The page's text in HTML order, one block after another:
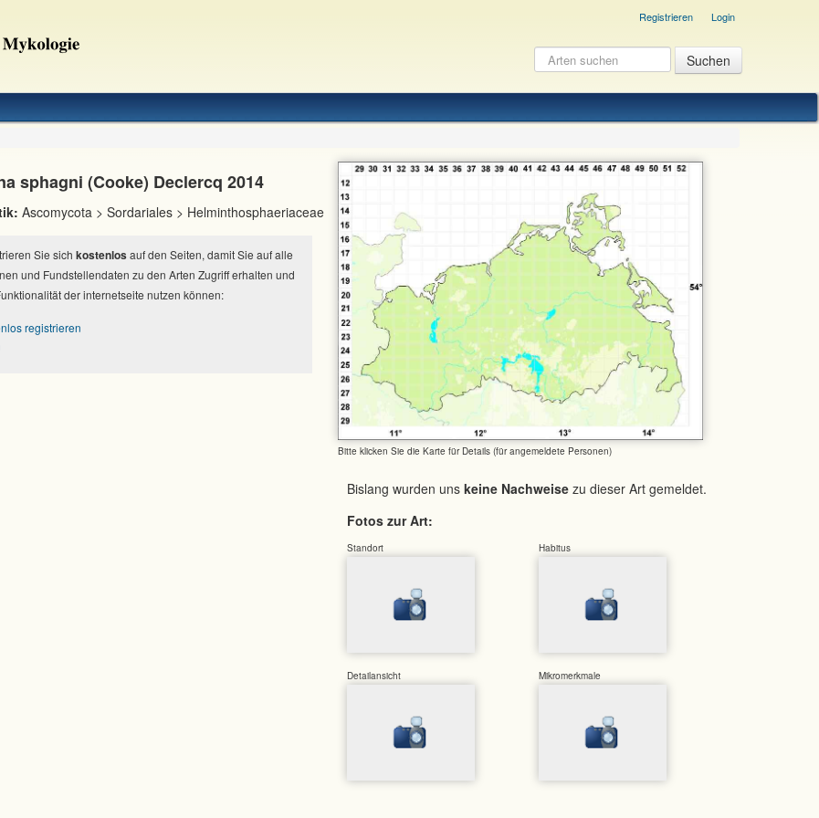
Registrieren Login
Bitte klicken Sie die Karte für Details (für angemeldete Personen)
Bislang wurden uns keine Nachweise zu dieser Art gemeldet.
Fotos zur Art:
Standort Habitus
Detailansicht Mikromerkmale
sphagni (Cooke) Declercq 2014
Ascomycota > Sordariales > Helminthosphaeriaceae
Sie sich kostenlos auf den Seiten, damit Sie auf alle
und Fundstellendaten zu den Arten Zugriff erhalten und
der internetseite nutzen können:
registrieren